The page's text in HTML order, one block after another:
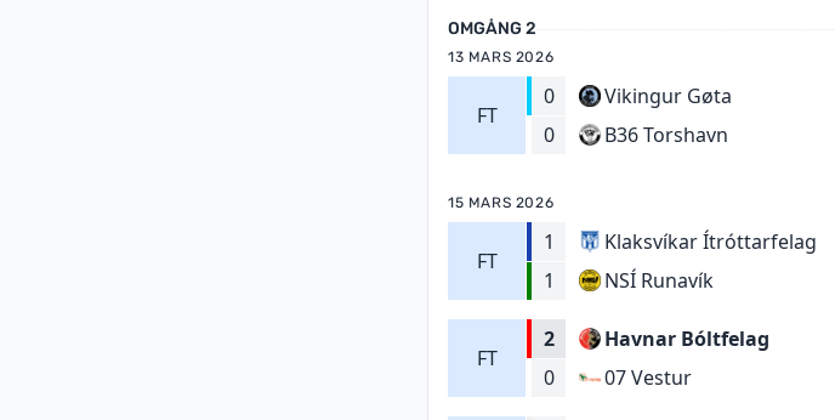
OMGÅNG 2
13 MARS 2026
FT
0
0
Vikingur Gøta
B36 Torshavn
15 MARS 2026
FT
1
1
Klaksvíkar Ítróttarfelag
NSÍ Runavík
FT
2
0
Havnar Bóltfelag
07 Vestur